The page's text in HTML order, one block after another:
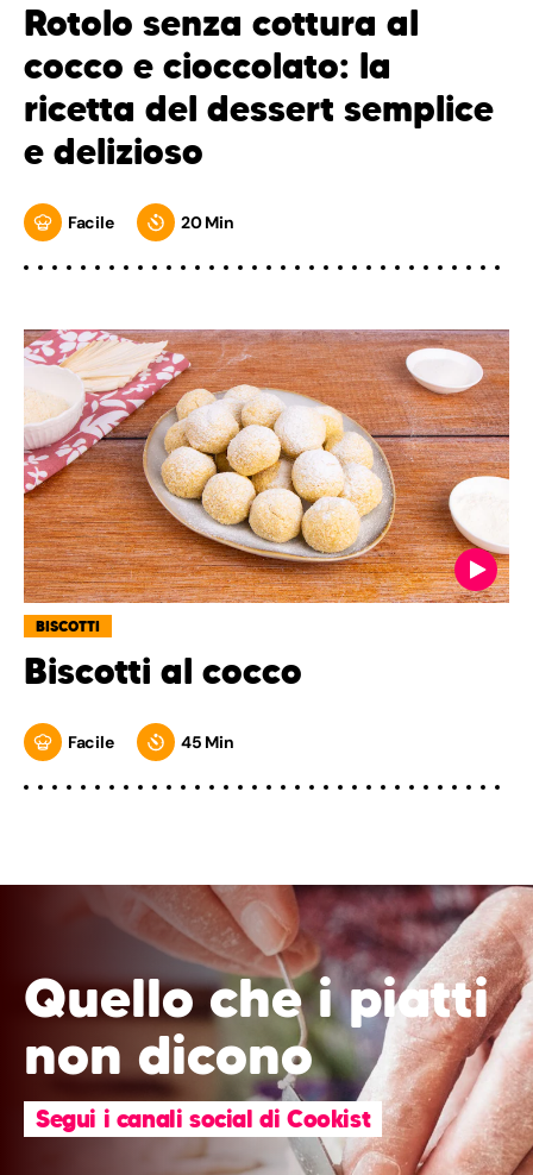
Rotolo senza cottura al
cocco e cioccolato: la
ricetta del dessert semplice
e delizioso
Facile 20 Min
BISCOTTI
Biscotti al cocco
Facile 45 Min
Quello che i piatti
non dicono
Segui i canali social di Cookist